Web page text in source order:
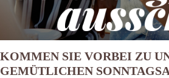
KOMMEN SIE VORBEI ZU
GEMÜTLICHEN